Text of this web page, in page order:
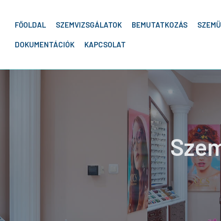
FŐOLDAL SZEMVIZSGÁLATOK BEMUTATKOZÁS
DOKUMENTÁCIÓK KAPCSOLAT